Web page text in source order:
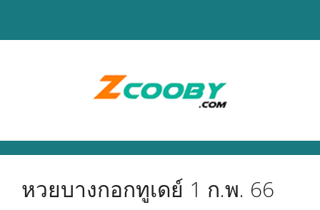
หวยบางกอกทูเดย์ 1 ก.พ. 66